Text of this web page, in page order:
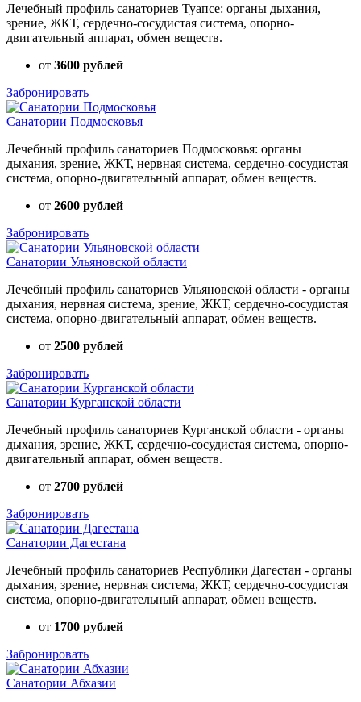
Лечебный профиль санаториев Туапсе: органы дыхания,
зрение, ЖКТ, сердечно-сосудистая система, опорно-
двигательный аппарат, обмен веществ.
от 3600 рублей
Забронировать
Санатории Подмосковья
Лечебный профиль санаториев Подмосковья: органы
дыхания, зрение, ЖКТ, нервная система, сердечно-сосудистая
система, опорно-двигательный аппарат, обмен веществ.
от 2600 рублей
Забронировать
Санатории Ульяновской области
Лечебный профиль санаториев Ульяновской области - органы
дыхания, нервная система, зрение, ЖКТ, сердечно-сосудистая
система, опорно-двигательный аппарат, обмен веществ.
от 2500 рублей
Забронировать
Санатории Курганской области
Лечебный профиль санаториев Курганской области - органы
дыхания, зрение, ЖКТ, сердечно-сосудистая система, опорно-
двигательный аппарат, обмен веществ.
от 2700 рублей
Забронировать
Санатории Дагестана
Лечебный профиль санаториев Республики Дагестан - органы
дыхания, зрение, нервная система, ЖКТ, сердечно-сосудистая
система, опорно-двигательный аппарат, обмен веществ.
от 1700 рублей
Забронировать
Санатории Абхазии